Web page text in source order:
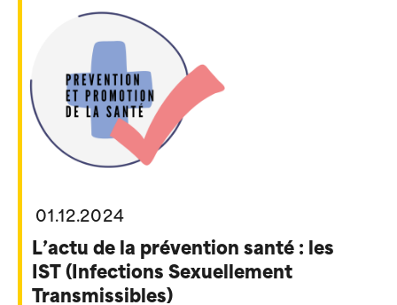
01.12.2024
L’actu de la prévention santé : les
IST (Infections Sexuellement
Transmissibles)